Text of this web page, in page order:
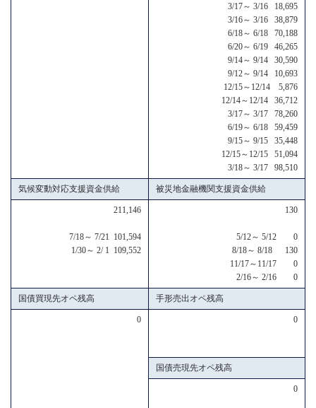
3/17～ 3/16 18,695
3/16～ 3/16 38,879
6/18～ 6/18 70,188
6/20～ 6/19 46,265
9/14～ 9/14 30,590
9/12～ 9/14 10,693
12/15～12/14 5,876
12/14～12/14 36,712
3/17～ 3/17 78,260
6/19～ 6/18 59,459
9/15～ 9/15 35,448
12/15～12/15 51,094
3/18～ 3/17 98,510
気候変動対応支援資金供給 被災地金融機関支援資金供給
211,146
7/18～ 7/21 101,594
1/30～ 2/ 1 109,552
130
5/12～ 5/12 0
8/18～ 8/18 130
11/17～11/17 0
2/16～ 2/16 0
国債買現先オペ残高 手形売出オペ残高
0 0
国債売現先オペ残高
0